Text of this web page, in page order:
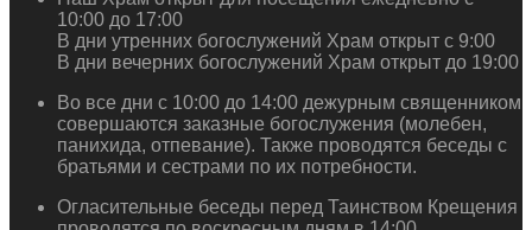
10:00 до 17:00
В дни утренних богослужений Храм открыт с 9:00
В дни вечерних богослужений Храм открыт до 19:00
Во все дни с 10:00 до 14:00 дежурным священником
совершаются заказные богослужения (молебен,
панихида, отпевание). Также проводятся беседы с
братьями и сестрами по их потребности.
Огласительные беседы перед Таинством Крещения